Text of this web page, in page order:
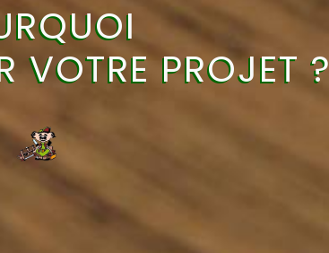
VOTRE PROJET ?